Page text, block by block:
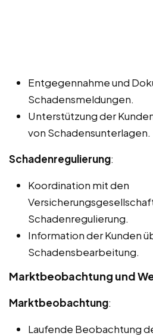
Entgegennahme und
Schadensmeldungen.
Unterstützung der
von Schadensunterlagen.
Schadenregulierung:
Koordination mit den
Schadenregulierung.
Information der Kunden
Schadensbearbeitung.
Marktbeobachtung und
Marktbeobachtung:
Laufende Beobachtung